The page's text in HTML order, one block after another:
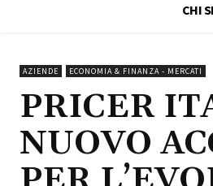
CHI
AZIENDE ECONOMIA & FINANZA - MERCATI
PRICER
NUOVO